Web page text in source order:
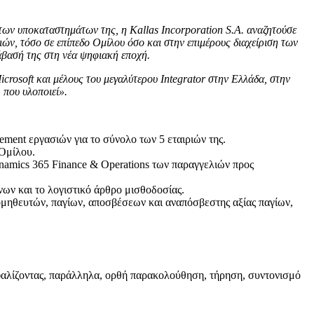
υποκαταστημάτων της, η Kallas Incorporation S.A. αναζητούσε
τόσο σε επίπεδο Ομίλου όσο και στην επιμέρους διαχείριση των
της στη νέα ψηφιακή εποχή.
και μέλους του μεγαλύτερου Integrator στην Ελλάδα, στην
υλοποιεί».
εργασιών για το σύνολο των 5 εταιριών της.
365 Finance & Operations των παραγγελιών προς
και το λογιστικό άρθρο μισθοδοσίας.
παγίων, αποσβέσεων και αναπόσβεστης αξίας παγίων,
παράλληλα, ορθή παρακολούθηση, τήρηση, συντονισμό